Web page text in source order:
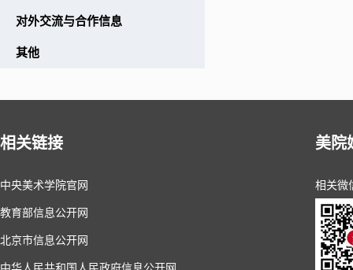
对外交流与合作信息
其他
相关链接
中央美术学院官网
教育部信息公开网
北京市信息公开网
中华人民共和国人民政府信息公开网
美院
相关微